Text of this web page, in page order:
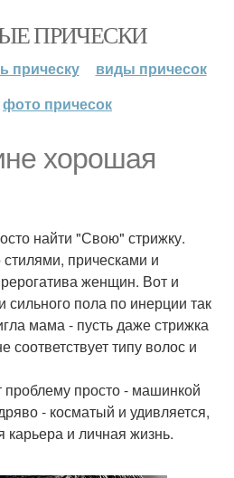
ПРИЧЕСКИ
прическу
виды причесок
фото причесок
хорошая
найти "Свою" стрижку.
прическами и
женщин. Вот и
сильного пола по инерции так
мама - пусть даже стрижка
соответствует типу волос и
проблему просто - машинкой
- косматый и удивляется,
карьера и личная жизнь.